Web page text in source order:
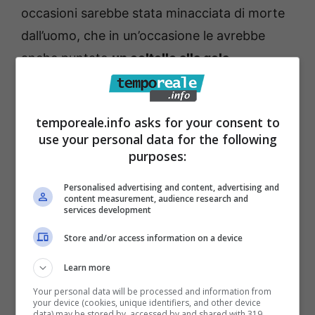
occasioni sarebbe stata minacciata di morte
dall’uomo, che in un’occasione le avrebbe
anche puntatoun coltello alla gola
ordinandole di non parlare e non urlare e
minacciando altresì di portarle via il
bambino. Il culmine della situazione appena
qualche giorno fa, quando l’uomo, in seguito
percossa tanto da farlaportare presso
l’ospedale di Terracina, da cui veniva
dimessa con una prognosi di 8 giorni.
In seguito a quest’ultimo fatto,
avrebbe poi mandato un messaggio sul
temporeale.info asks for your consent to
use your personal data for the following
purposes:
Personalised advertising and content, advertising and
content measurement, audience research and
services development
Store and/or access information on a device
Learn more
Your personal data will be processed and information from
your device (cookies, unique identifiers, and other device